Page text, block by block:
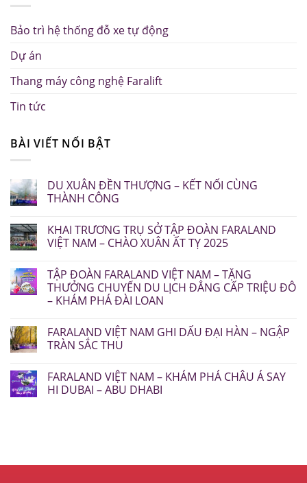
Bảo trì hệ thống đỗ xe tự động
Dự án
Thang máy công nghệ Faralift
Tin tức
BÀI VIẾT NỔI BẬT
DU XUÂN ĐỀN THƯỢNG – KẾT NỐI CÙNG
THÀNH CÔNG
KHAI TRƯƠNG TRỤ SỞ TẬP ĐOÀN FARALAND
VIỆT NAM – CHÀO XUÂN ẤT TỴ 2025
TẬP ĐOÀN FARALAND VIỆT NAM – TẶNG
THƯỞNG CHUYẾN DU LỊCH ĐẲNG CẤP TRIỆU ĐÔ
– KHÁM PHÁ ĐÀI LOAN
FARALAND VIỆT NAM GHI DẤU ĐẠI HÀN – NGẬP
TRÀN SẮC THU
FARALAND VIỆT NAM – KHÁM PHÁ CHÂU Á SAY
HI DUBAI – ABU DHABI